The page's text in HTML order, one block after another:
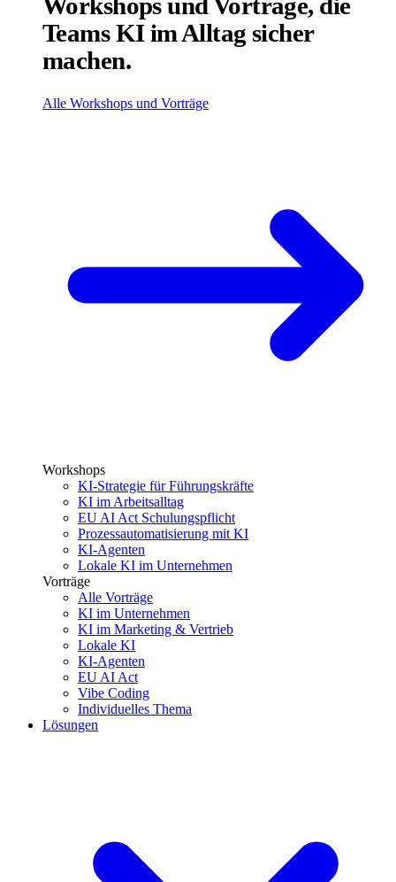
Teams KI im Alltag sicher
machen.
Alle Workshops und Vorträge
Workshops
KI-Strategie für Führungskräfte
KI im Arbeitsalltag
EU AI Act Schulungspflicht
Prozessautomatisierung mit KI
KI-Agenten
Lokale KI im Unternehmen
Vorträge
Alle Vorträge
KI im Unternehmen
KI im Marketing & Vertrieb
Lokale KI
KI-Agenten
EU AI Act
Vibe Coding
Individuelles Thema
Lösungen